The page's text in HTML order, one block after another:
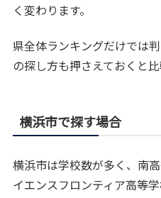
く変わります。
県全体ランキングだけでは
の探し方も押さえておくと
横浜市で探す場合
横浜市は学校数が多く、南
イエンスフロンティア高等